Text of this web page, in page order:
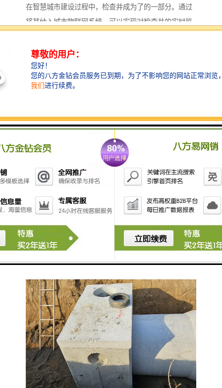
在智慧城市建设过程中，检查井成为了的一部分。通过
将其纳入城市物联网系统，可以实现对检查井的实时监
适应性强，检查井应对多样环境
检查井能够适应复杂的环境条件，包括不同地质、气候
分，为城市的多样化发展提供了有力支持。